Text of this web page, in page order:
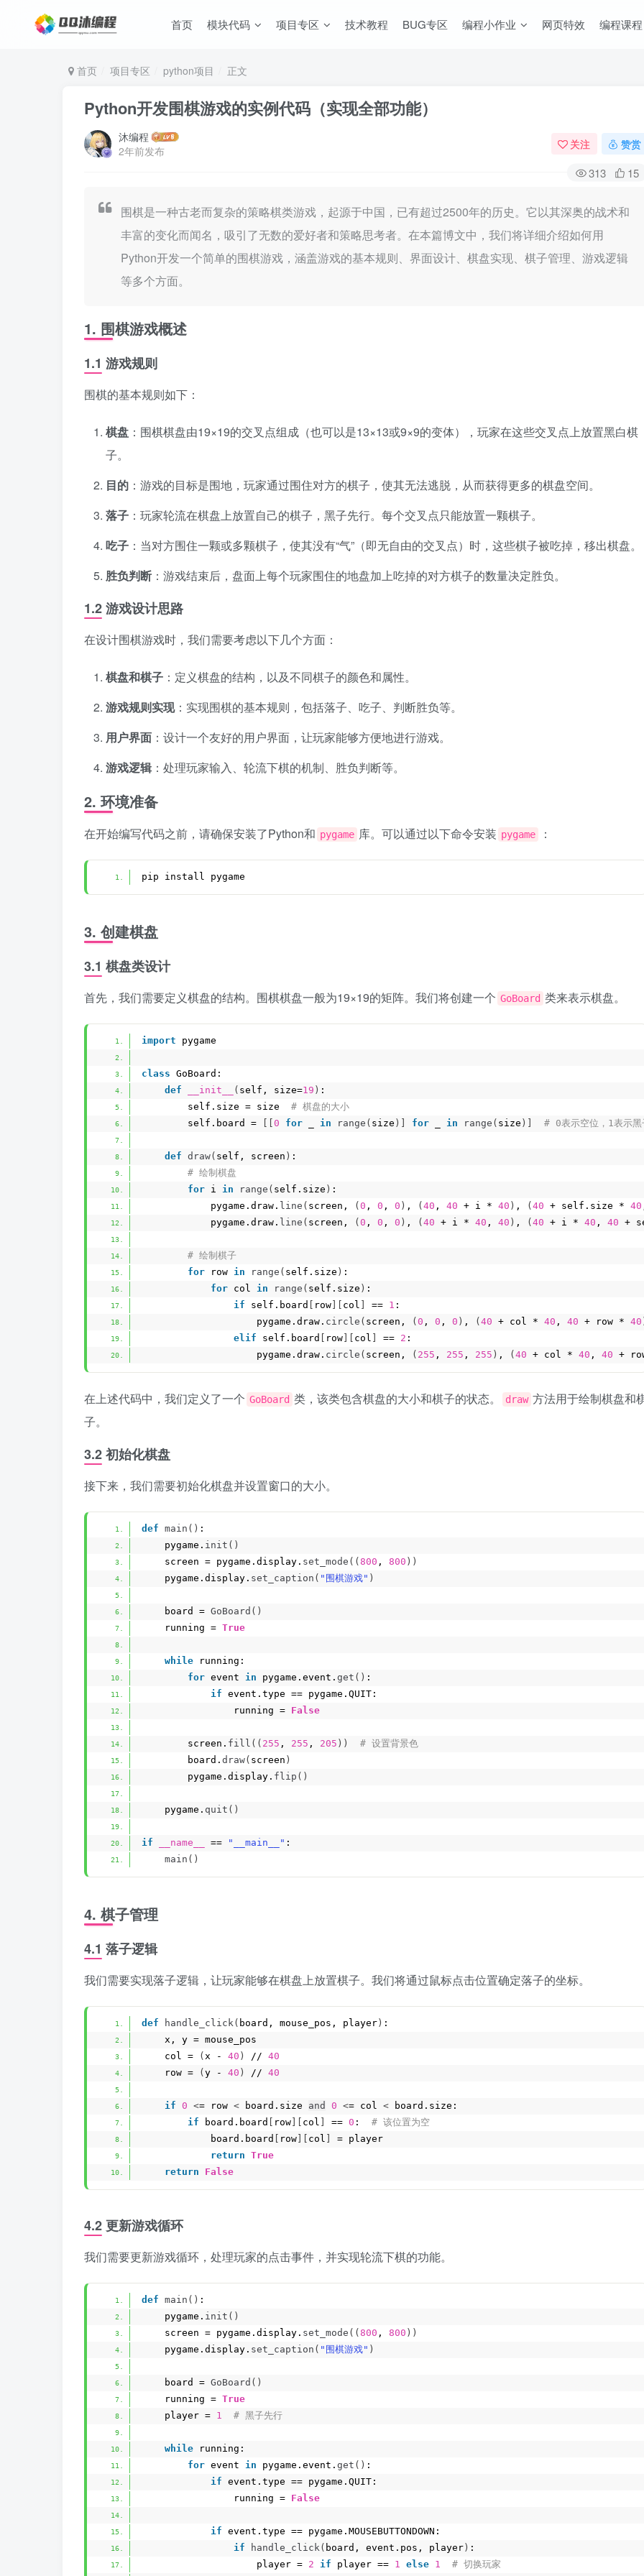
首页 模块代码 项目专区 技术教程 BUG专区 编程小作业 网页特效 编程课程
首页 项目专区 python项目 正文
Python开发围棋游戏的实例代码（实现全部功能）
沐编程
2年前发布
关注 赞赏
313 15
围棋是一种古老而复杂的策略棋类游戏，起源于中国，已有超过2500年的历史。它以其深奥的战术和
丰富的变化而闻名，吸引了无数的爱好者和策略思考者。在本篇博文中，我们将详细介绍如何用
Python开发一个简单的围棋游戏，涵盖游戏的基本规则、界面设计、棋盘实现、棋子管理、游戏逻辑
等多个方面。
1. 围棋游戏概述
1.1 游戏规则
围棋的基本规则如下：
棋盘 ：围棋棋盘由19×19的交叉点组成（也可以是13×13或9×9的变体），玩家在这些交叉点上放置黑白棋
子。
目的 ：游戏的目标是围地，玩家通过围住对方的棋子，使其无法逃脱，从而获得更多的棋盘空间。
落子 ：玩家轮流在棋盘上放置自己的棋子，黑子先行。每个交叉点只能放置一颗棋子。
吃子 ：当对方围住一颗或多颗棋子，使其没有“气”（即无自由的交叉点）时，这些棋子被吃掉，移出棋盘。
胜负判断 ：游戏结束后，盘面上每个玩家围住的地盘加上吃掉的对方棋子的数量决定胜负。
1.2 游戏设计思路
在设计围棋游戏时，我们需要考虑以下几个方面：
棋盘和棋子 ：定义棋盘的结构，以及不同棋子的颜色和属性。
游戏规则实现：实现围棋的基本规则，包括落子、吃子、判断胜负等。
用户界面 ：设计一个友好的用户界面，让玩家能够方便地进行游戏。
游戏逻辑：处理玩家输入、轮流下棋的机制、胜负判断等。
2. 环境准备
在开始编写代码之前，请确保安装了Python和 pygame 库。可以通过以下命令安装 pygame ：
pip install pygame
3. 创建棋盘
3.1 棋盘类设计
首先，我们需要定义棋盘的结构。围棋棋盘一般为19×19的矩阵。我们将创建一个 GoBoard 类来表示棋盘。
import pygame
class GoBoard:
def
__init__ ( self, size=19 ) :
        self.size = size
# 棋盘的大小
        self.board =
0 for in range ( size )] for in range ( size )] # 0表示空位，1表示黑
def draw( self, screen ) :
# 绘制棋盘
for i in range ( self.size ) :
            pygame.draw.
line ( screen, ( 0 , 0 , 0 ) , ( 40 , 40 + i * 40 ) , ( 40 + self.size * 40
            pygame.draw.
line ( screen, ( 0 , 0 , 0 ) , ( 40 + i * 40 , 40 ) , ( 40 + i * 40 , 40 +
# 绘制棋子
for row in range ( self.size ) :
for col in range ( self.size ) :
if self.board row col == 1 :
                    pygame.draw.
circle ( screen, ( 0 , 0 , 0 ) , ( 40 + col * 40 , 40 + row * 40
elif self.board row col == 2 :
                    pygame.draw.
circle ( screen, ( 255 , 255 , 255 ) , ( 40 + col * 40 , 40 +
在上述代码中，我们定义了一个 GoBoard 类，该类包含棋盘的大小和棋子的状态。 draw 方法用于绘制棋盘和
子。
3.2 初始化棋盘
接下来，我们需要初始化棋盘并设置窗口的大小。
def main () :
    pygame.
init ()
    screen = pygame.display.
set_mode (( 800 , 800 ))
    pygame.display.
set_caption ( "围棋游戏" )
    board =
GoBoard ()
    running =
True
while running:
for event in pygame.event. get () :
if event.type == pygame.QUIT:
                running =
False
        screen.
fill (( 255 , 255 , 205 ))
# 设置背景色
        board.
draw( screen )
        pygame.display.
flip ()
    pygame.
quit ()
if __name__ == "__main__" :
main ()
4. 棋子管理
4.1 落子逻辑
我们需要实现落子逻辑，让玩家能够在棋盘上放置棋子。我们将通过鼠标点击位置确定落子的坐标。
def handle_click( board, mouse_pos, player ) :
    x, y = mouse_pos
    col =
( x - 40 ) // 40
    row =
( y - 40 ) // 40
if 0 <= row < board.size and 0 <= col < board.size:
if board.board row col == 0 :
# 该位置为空
            board.board
row col
= player
return True
return
False
4.2 更新游戏循环
我们需要更新游戏循环，处理玩家的点击事件，并实现轮流下棋的功能。
def main () :
    pygame.
init ()
    screen = pygame.display.
set_mode (( 800 , 800 ))
    pygame.display.
set_caption ( "围棋游戏" )
    board =
GoBoard ()
    running =
True
    player =
1 # 黑子先行
while running:
for event in pygame.event. get () :
if event.type == pygame.QUIT:
                running =
False
if event.type == pygame.MOUSEBUTTONDOWN:
if
handle_click( board, event.pos, player ) :
                    player =
2 if player == 1 else 1 # 切换玩家